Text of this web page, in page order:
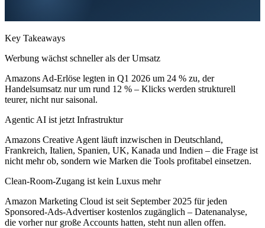
Key Takeaways
Werbung wächst schneller als der Umsatz
Amazons Ad-Erlöse legten in Q1 2026 um 24 % zu, der
Handelsumsatz nur um rund 12 % – Klicks werden strukturell
teurer, nicht nur saisonal.
Agentic AI ist jetzt Infrastruktur
Amazons Creative Agent läuft inzwischen in Deutschland,
Frankreich, Italien, Spanien, UK, Kanada und Indien – die Frage ist
nicht mehr ob, sondern wie Marken die Tools profitabel einsetzen.
Clean-Room-Zugang ist kein Luxus mehr
Amazon Marketing Cloud ist seit September 2025 für jeden
Sponsored-Ads-Advertiser kostenlos zugänglich – Datenanalyse,
die vorher nur große Accounts hatten, steht nun allen offen.